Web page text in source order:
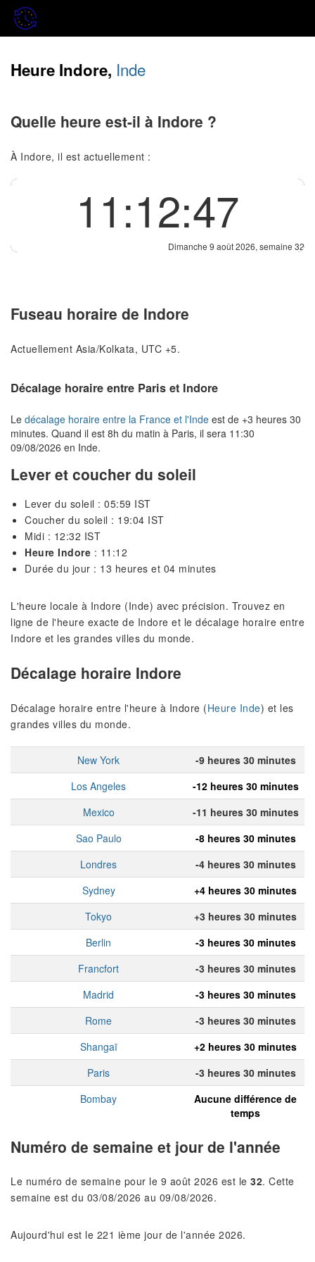
Heure Indore, Inde
Quelle heure est-il à Indore ?
À Indore, il est actuellement :
11:12:47
Dimanche 9 août 2026, semaine 32
Fuseau horaire de Indore
Actuellement Asia/Kolkata, UTC +5.
Décalage horaire entre Paris et Indore
Le décalage horaire entre la France et l'Inde est de +3 heures 30
minutes. Quand il est 8h du matin à Paris, il sera 11:30
09/08/2026 en Inde.
Lever et coucher du soleil
Lever du soleil : 05:59 IST
Coucher du soleil : 19:04 IST
Midi : 12:32 IST
Heure Indore : 11:12
Durée du jour : 13 heures et 04 minutes
L'heure locale à Indore (Inde) avec précision. Trouvez en
ligne de l'heure exacte de Indore et le décalage horaire entre
Indore et les grandes villes du monde.
Décalage horaire Indore
Décalage horaire entre l'heure à Indore (Heure Inde) et les
grandes villes du monde.
New York
-9 heures 30 minutes
Los Angeles
-12 heures 30 minutes
Mexico
-11 heures 30 minutes
Sao Paulo
-8 heures 30 minutes
Londres
-4 heures 30 minutes
Sydney
+4 heures 30 minutes
Tokyo
+3 heures 30 minutes
Berlin
-3 heures 30 minutes
Francfort
-3 heures 30 minutes
Madrid
-3 heures 30 minutes
Rome
-3 heures 30 minutes
Shangaï
+2 heures 30 minutes
Paris
-3 heures 30 minutes
Bombay
Aucune différence de
temps
Numéro de semaine et jour de l'année
Le numéro de semaine pour le 9 août 2026 est le 32. Cette
semaine est du 03/08/2026 au 09/08/2026.
Aujourd'hui est le 221 ième jour de l'année 2026.